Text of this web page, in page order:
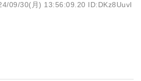
09/30(月) 13:56:09.20 ID:DKz8UuvI